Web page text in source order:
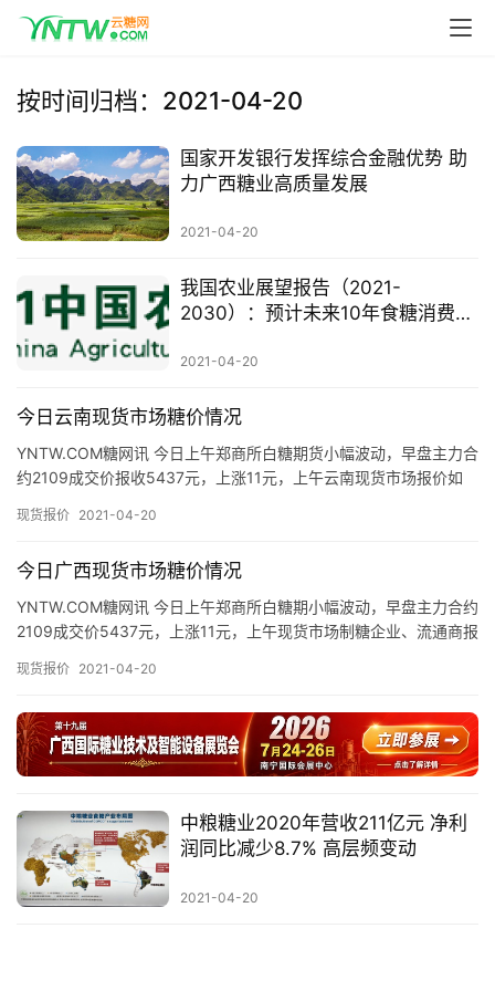
首
页
云
糖
公
号
现
货
报
价
题
地
区
频
产
业
按时间归档：2021-04-20
国家开发银行发挥综合金融优势 助
力广西糖业高质量发展
2021-04-20
我国农业展望报告（2021-
2030）：预计未来10年食糖消费稳
2021-04-20
今日云南现货市场糖价情况
YNTW.COM糖网讯 今日上午郑商所白糖期货小幅波动，早盘主力合
约2109成交价报收5437元，上涨11元，上午云南现货市场报价如
现货报价 2021-04-20
今日广西现货市场糖价情况
YNTW.COM糖网讯 今日上午郑商所白糖期小幅波动，早盘主力合约
2109成交价5437元，上涨11元，上午现货市场制糖企业、流通商报
现货报价 2021-04-20
中粮糖业2020年营收211亿元 净利
润同比减少8.7% 高层频变动
2021-04-20